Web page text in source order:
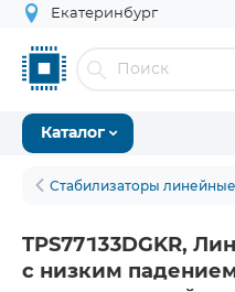
Екатеринбург
Каталог
Стабилизаторы линейные
TPS77133DGKR,
с низким